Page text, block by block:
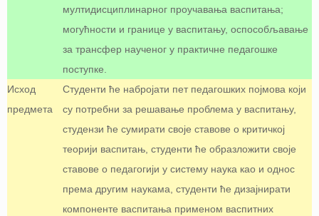
мултидисциплинарног проучавања васпитања;
могућности и границе у васпитању, оспособљавање
за трансфер наученог у практичне педагошке
поступке.
Исход
предмета
Студенти ће набројати пет педагошких појмова који
су потребни за решавање проблема у васпитању,
студензи ће сумирати своје ставове о критичкој
теорији васпитањ, студенти ће образложити своје
ставове о педагогији у систему наука као и однос
према другим наукама, студенти ће дизајнирати
компоненте васпитања применом васпитних